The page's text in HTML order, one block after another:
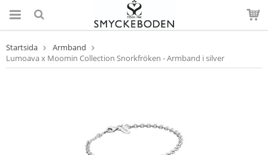
Startsida
Armband
Lumoava x Moomin Collection Snorkfröken - Armband i silver